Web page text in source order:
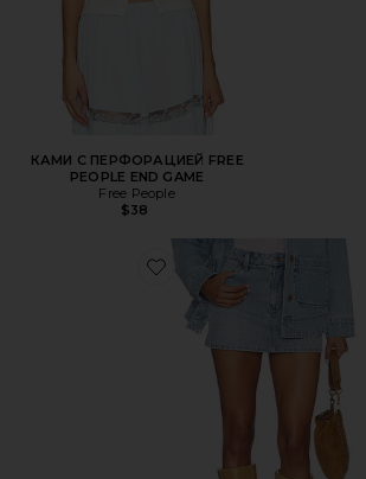
КАМИ С ПЕРФОРАЦИЕЙ FREE
PEOPLE END GAME
Free People
$38
Favorite МИНИ ЮБКА-ШОРТЫ